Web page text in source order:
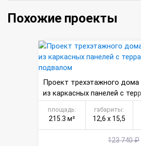
Похожие проекты
Проект трехэтажного дома
из каркасных панелей с
площадь:
215.3 м²
габариты:
12,6 х 15,5
123 740 ₽